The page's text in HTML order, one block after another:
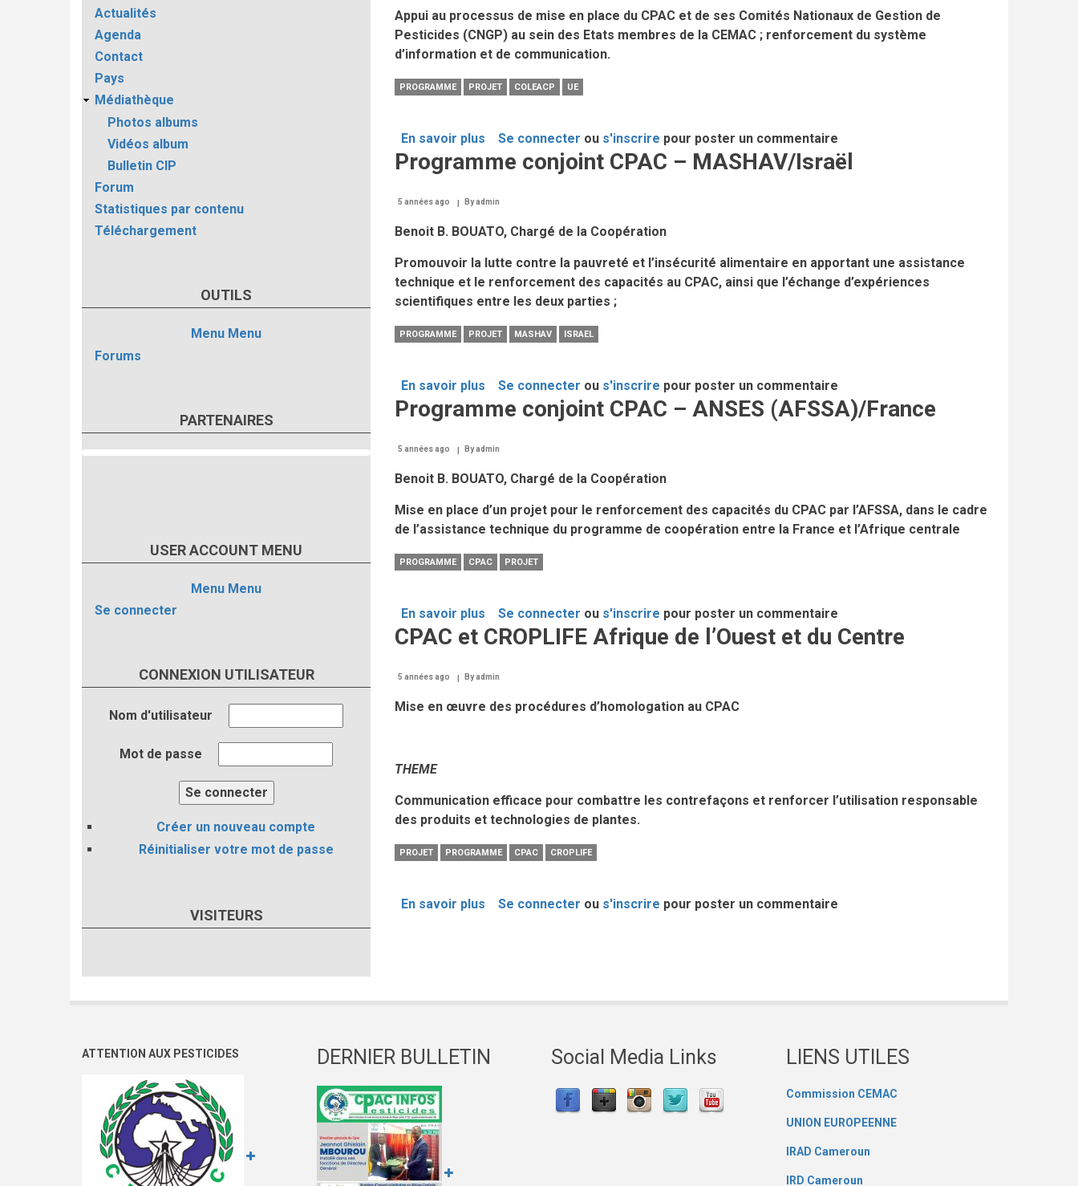
Actualités
Agenda
Contact
Pays
Médiathèque
Photos albums
Vidéos album
Bulletin CIP
Forum
Statistiques par contenu
Téléchargement
OUTILS
Menu Menu
Forums
PARTENAIRES
USER ACCOUNT MENU
Menu Menu
Se connecter
CONNEXION UTILISATEUR
Nom d'utilisateur
Mot de passe
Créer un nouveau compte
Réinitialiser votre mot de passe
VISITEURS
Appui au processus de mise en place du CPAC et de ses Comités Nationaux de Gestion de
Pesticides (CNGP) au sein des Etats membres de la CEMAC ; renforcement du système
d’information et de communication.
PROGRAMME PROJET COLEACP UE
En savoir plus sur
Programme
CPAC
PIP/COLEACP/Union
Européenne
Se connecter ou s'inscrire pour poster un commentaire
Programme conjoint CPAC – MASHAV/Israël
5 années ago Byadmin
Benoit B. BOUATO, Chargé de la Coopération
Promouvoir la lutte contre la pauvreté et l’insécurité alimentaire en apportant une assistance
technique et le renforcement des capacités au CPAC, ainsi que l’échange d’expériences
scientifiques entre les deux parties ;
PROGRAMME PROJET MASHAV ISRAEL
En savoir plus sur
Programme
CPAC
MASHAV/Israël
Se connecter ou s'inscrire pour poster un commentaire
Programme conjoint CPAC – ANSES (AFSSA)/France
5 années ago Byadmin
Benoit B. BOUATO, Chargé de la Coopération
Mise en place d’un projet pour le renforcement des capacités du CPAC par l’AFSSA, dans le cadre
de l’assistance technique du programme de coopération entre la France et l’Afrique centrale
PROGRAMME CPAC PROJET
En savoir plus sur
Programme
CPAC
ANSES
Se connecter ou s'inscrire pour poster un commentaire
CPAC et CROPLIFE Afrique de l’Ouest et du Centre
5 années ago Byadmin
Mise en œuvre des procédures d’homologation au CPAC
THEME
Communication efficace pour combattre les contrefaçons et renforcer l’utilisation responsable
des produits et technologies de plantes.
PROJET PROGRAMME CPAC CROPLIFE
En savoir plus sur
de
du
Se connecter ou s'inscrire pour poster un commentaire
ATTENTION AUX PESTICIDES DERNIER BULLETIN Social Media Links LIENS UTILES
Commission CEMAC
UNION EUROPEENNE
IRAD Cameroun
IRD Cameroun